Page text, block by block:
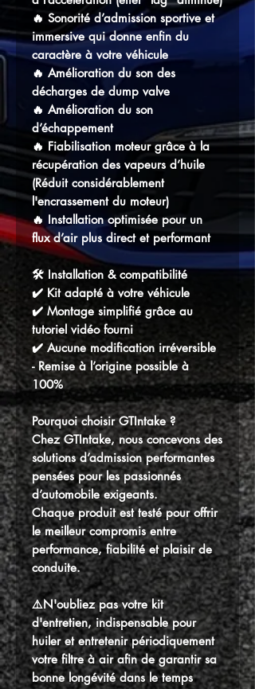
🔥 Sonorité d’admission sportive et
immersive qui donne enfin du
caractère à votre véhicule
🔥 Amélioration du son des
décharges de dump valve
🔥 Amélioration du son
d’échappement
🔥 Fiabilisation moteur grâce à la
récupération des vapeurs d’huile
(Réduit considérablement
l'encrassement du moteur)
🔥 Installation optimisée pour un
flux d’air plus direct et performant
🛠️ Installation & compatibilité
✔️ Kit adapté à votre véhicule
✔️ Montage simplifié grâce au
tutoriel vidéo fourni
✔️ Aucune modification irréversible
-Remise à l’origine possible à
100%
Pourquoi choisir GTIntake ?
Chez GTIntake, nous concevons des
solutions d’admission performantes
pensées pour les passionnés
d’automobile exigeants.
Chaque produit est testé pour offrir
le meilleur compromis entre
performance, fiabilité et plaisir de
conduite.
⚠️N'oubliez pas votre kit
d'entretien, indispensable pour
huiler et entretenir périodiquement
votre filtre à air afin de garantir sa
bonne longévité dans le temps